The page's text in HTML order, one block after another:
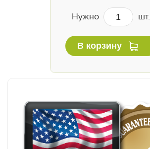
Нужно шт.
В корзину